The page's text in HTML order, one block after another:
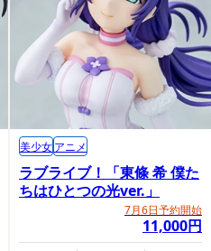
ラブライブ！「東條 希 僕た
ちはひとつの光ver.」
7月6日予約開始
11,000円
美少女アニメ